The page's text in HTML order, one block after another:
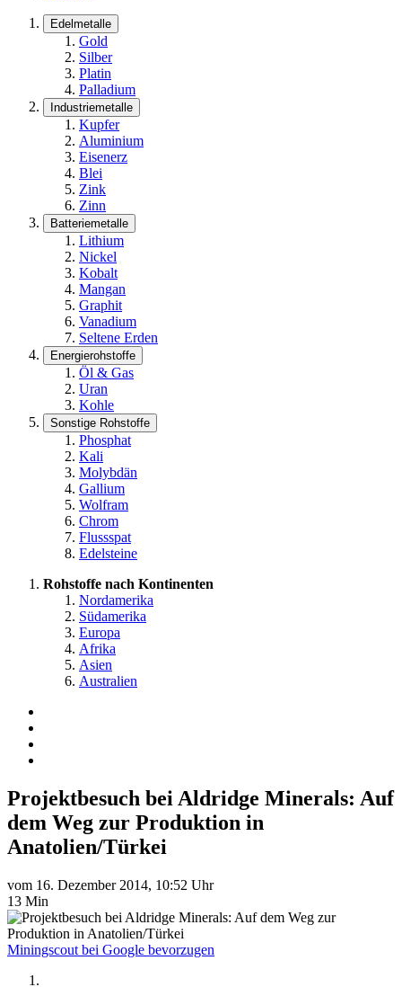
Edelmetalle
Gold
Silber
Platin
Palladium
Industriemetalle
Kupfer
Aluminium
Eisenerz
Blei
Zink
Zinn
Batteriemetalle
Lithium
Nickel
Kobalt
Mangan
Graphit
Vanadium
Seltene Erden
Energierohstoffe
Öl & Gas
Uran
Kohle
Sonstige Rohstoffe
Phosphat
Kali
Molybdän
Gallium
Wolfram
Chrom
Flussspat
Edelsteine
Rohstoffe nach Kontinenten
Nordamerika
Südamerika
Europa
Afrika
Asien
Australien
Projektbesuch bei Aldridge Minerals: Auf
dem Weg zur Produktion in
Anatolien/Türkei
vom 16. Dezember 2014, 10:52 Uhr
13 Min
Miningscout bei Google bevorzugen